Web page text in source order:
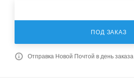
ПОД ЗАКАЗ
Отправка Новой Почтой в день заказа